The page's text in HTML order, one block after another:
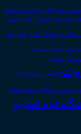
رویه اجاره اجرای احکام
اعتراض_ثالث اعسار
انحلال_نکاح بانک بیمه
داوری دعاوی_تصرف
قوانین_و_مقررات
مشروح مذاکرات نظام قضایی
قوه قضاییه